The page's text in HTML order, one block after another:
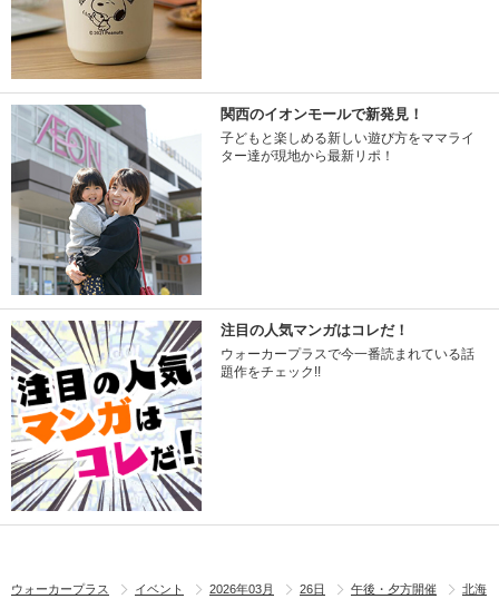
関西のイオンモールで新発見！
子どもと楽しめる新しい遊び方をママライ
ター達が現地から最新リポ！
注目の人気マンガはコレだ！
ウォーカープラスで今一番読まれている話
題作をチェック!!
ウォーカープラス イベント 2026年03月 26日 午後・夕方開催
北海